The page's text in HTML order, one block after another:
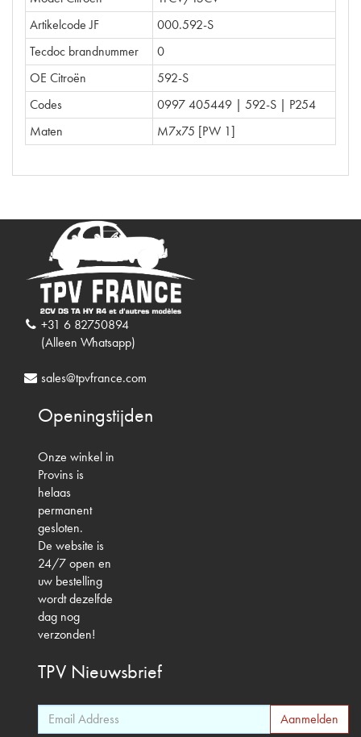
Artikelcode JF
000.592-S
Tecdoc brandnummer
0
OE Citroën
592-S
Codes
0997 405449 | 592-S | P254
Maten
M7x75 [PW 1]
+31 6 82750894
(Alleen Whatsapp)
sales@tpvfrance.com
Openingstijden
Onze winkel in
Provins is
helaas
permanent
gesloten.
De website is
24/7 open en
uw bestelling
wordt dezelfde
dag nog
verzonden!
TPV Nieuwsbrief